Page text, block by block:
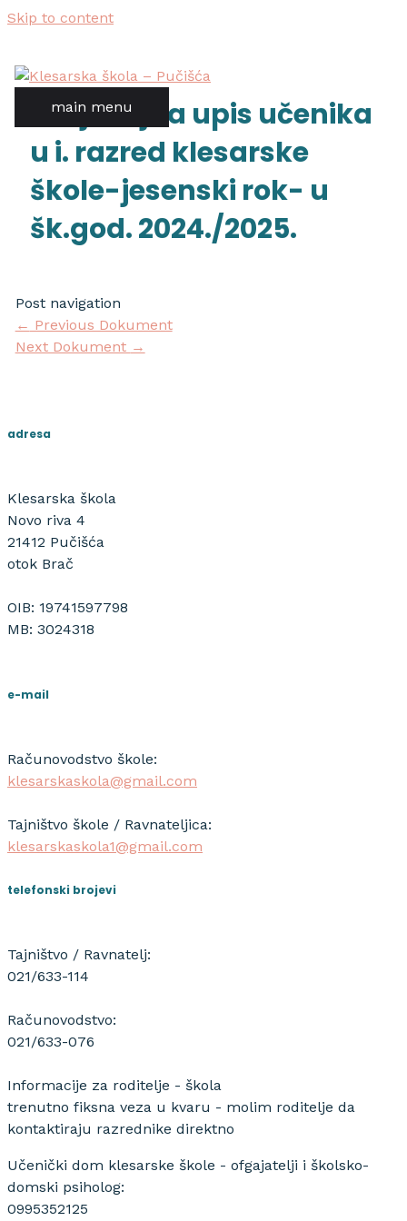
Skip to content
main menu
natječaj za upis učenika
u i. razred klesarske
škole-jesenski rok- u
šk.god. 2024./2025.
Post navigation
← Previous Dokument
Next Dokument →
adresa
Klesarska škola
Novo riva 4
21412 Pučišća
otok Brač
OIB: 19741597798
MB: 3024318
e-mail
Računovodstvo škole:
klesarskaskola@gmail.com
Tajništvo škole / Ravnateljica:
klesarskaskola1@gmail.com
telefonski brojevi
Tajništvo / Ravnatelj:
021/633-114
Računovodstvo:
021/633-076
Informacije za roditelje - škola
trenutno fiksna veza u kvaru - molim roditelje da
kontaktiraju razrednike direktno
Učenički dom klesarske škole - ofgajatelji i školsko-
domski psiholog:
0995352125